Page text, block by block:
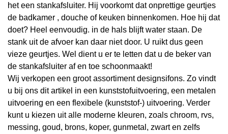
het een stankafsluiter. Hij voorkomt dat onprettige geurtjes
de badkamer , douche of keuken binnenkomen. Hoe hij dat
doet? Heel eenvoudig. in de hals blijft water staan. De
stank uit de afvoer kan daar niet door. U ruikt dus geen
vieze geurtjes. Wel dient u er te letten dat u de beker van
de stankafsluiter af en toe schoonmaakt!
Wij verkopen een groot assortiment designsifons. Zo vindt
u bij ons dit artikel in een kunststofuitvoering, een metalen
uitvoering en een flexibele (kunststof-) uitvoering. Verder
kunt u kiezen uit alle moderne kleuren, zoals chroom, rvs,
messing, goud, brons, koper, gunmetal, zwart en zelfs